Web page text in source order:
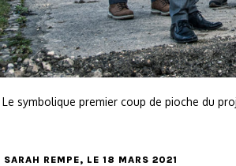
Le symbolique premier coup de pioche du
SARAH REMPE, LE 18 MARS 2021